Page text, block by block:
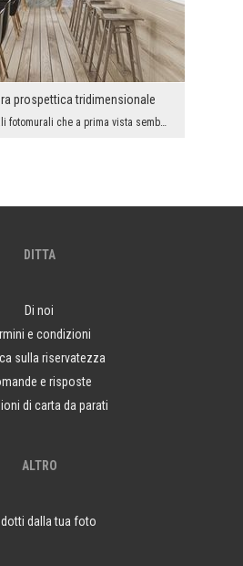
prospettica tridimensionale
A volte vi offriamo tali fotomurali che a prima vista sembrano del tutto incomprensibili. Questo ...
DITTA
Di noi
e condizioni
sulla riservatezza
e risposte
di carta da parati
ALTRO
dalla tua foto